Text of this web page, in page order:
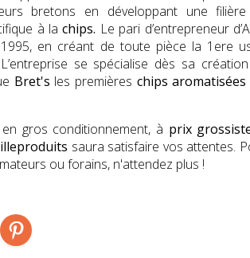
bretons en développant une
à lachips. Le pari d’entrepreneur
en créant de toute pièce la 1ere
se spécialise dès sa
Bret's les premières chips aromatisées
en gros conditionnement, à prix
saura satisfaire vos attentes.
ou forains, n'attendez plus !